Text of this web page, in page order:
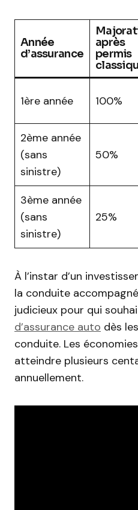
Année
d’assurance
après
permis
1ère année 100%
2ème année
(sans
sinistre)
50%
3ème année
(sans
sinistre)
25%
À l’instar d’un
la conduite
judicieux pour qui
d’assurance auto dès
conduite. Les
atteindre plusieurs
annuellement.